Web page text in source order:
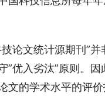
技论文统计源期刊”
”优入劣汰”原则。
文的学术水平的评价